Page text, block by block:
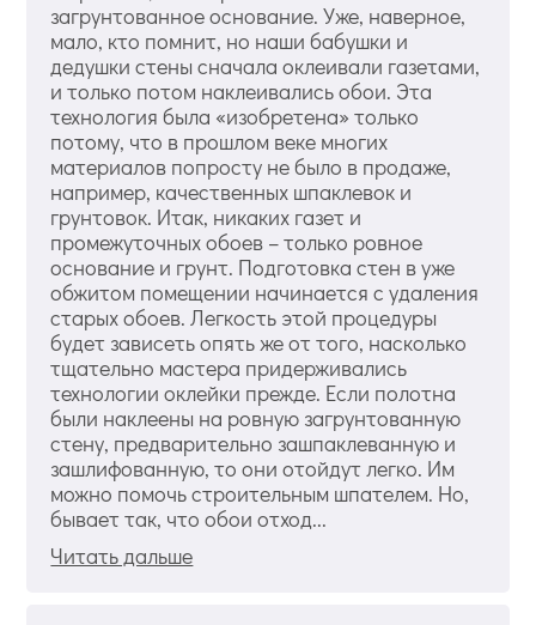
загрунтованное основание. Уже, наверное,
мало, кто помнит, но наши бабушки и
дедушки стены сначала оклеивали газетами,
и только потом наклеивались обои. Эта
технология была «изобретена» только
потому, что в прошлом веке многих
материалов попросту не было в продаже,
например, качественных шпаклевок и
грунтовок. Итак, никаких газет и
промежуточных обоев – только ровное
основание и грунт. Подготовка стен в уже
обжитом помещении начинается с удаления
старых обоев. Легкость этой процедуры
будет зависеть опять же от того, насколько
тщательно мастера придерживались
технологии оклейки прежде. Если полотна
были наклеены на ровную загрунтованную
стену, предварительно зашпаклеванную и
зашлифованную, то они отойдут легко. Им
можно помочь строительным шпателем. Но,
бывает так, что обои отход...
Читать дальше